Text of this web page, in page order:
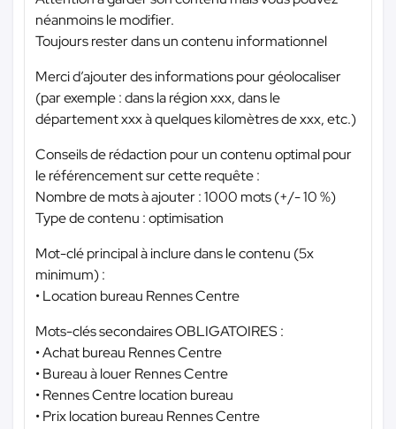
néanmoins le modifier.
Toujours rester dans un contenu informationnel
Merci d’ajouter des informations pour géolocaliser
(par exemple : dans la région xxx, dans le
département xxx à quelques kilomètres de xxx, etc.)
Conseils de rédaction pour un contenu optimal pour
le référencement sur cette requête :
Nombre de mots à ajouter : 1000 mots (+/- 10 %)
Type de contenu : optimisation
Mot-clé principal à inclure dans le contenu (5x
minimum) :
• Location bureau Rennes Centre
Mots-clés secondaires OBLIGATOIRES :
• Achat bureau Rennes Centre
• Bureau à louer Rennes Centre
• Rennes Centre location bureau
• Prix location bureau Rennes Centre